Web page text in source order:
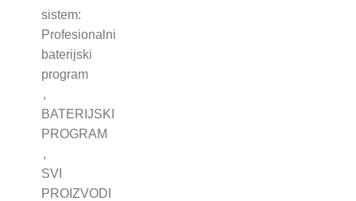
sistem:
Profesionalni
baterijski
program
,
BATERIJSKI
PROGRAM
,
SVI
PROIZVODI